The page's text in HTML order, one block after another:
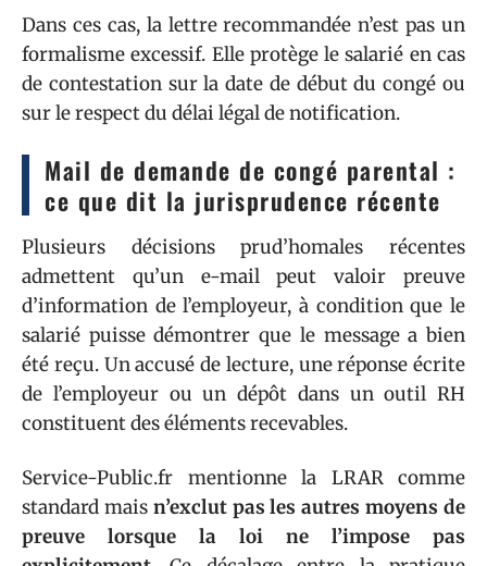
Dans ces cas, la lettre recommandée n’est pas un
formalisme excessif. Elle protège le salarié en cas
de contestation sur la date de début du congé ou
sur le respect du délai légal de notification.
Mail de demande de congé parental :
ce que dit la jurisprudence récente
Plusieurs décisions prud’homales récentes
admettent qu’un e-mail peut valoir preuve
d’information de l’employeur, à condition que le
salarié puisse démontrer que le message a bien
été reçu. Un accusé de lecture, une réponse écrite
de l’employeur ou un dépôt dans un outil RH
constituent des éléments recevables.
Service-Public.fr mentionne la LRAR comme
standard mais n’exclut pas les autres moyens de
preuve lorsque la loi ne l’impose pas